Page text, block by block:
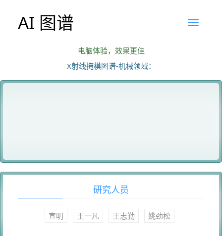
AI 图谱
电脑体验，效果更佳
X射线掩模图谱-机械领域：
研究人员
宣明 王一凡 王志勤 姚劲松